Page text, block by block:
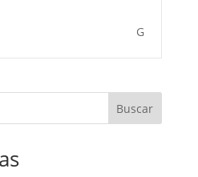
G
Buscar